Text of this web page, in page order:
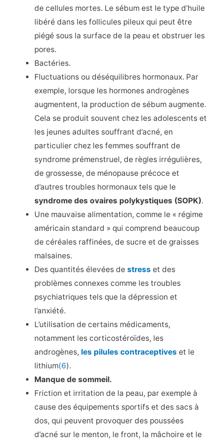
de cellules mortes. Le sébum est le type d’huile
libéré dans les follicules pileux qui peut être
piégé sous la surface de la peau et obstruer les
pores.
Bactéries.
Fluctuations ou déséquilibres hormonaux. Par
exemple, lorsque les hormones androgènes
augmentent, la production de sébum augmente.
Cela se produit souvent chez les adolescents et
les jeunes adultes souffrant d’acné, en
particulier chez les femmes souffrant de
syndrome prémenstruel, de règles irrégulières,
de grossesse, de ménopause précoce et
d’autres troubles hormonaux tels que le
syndrome des ovaires polykystiques (SOPK).
Une mauvaise alimentation, comme le « régime
américain standard » qui comprend beaucoup
de céréales raffinées, de sucre et de graisses
malsaines.
Des quantités élevées destress et des
problèmes connexes comme les troubles
psychiatriques tels que la dépression et
l’anxiété.
L’utilisation de certains médicaments,
notamment les corticostéroïdes, les
androgènes, les pilules contraceptives et le
lithium(6).
Manque de sommeil.
Friction et irritation de la peau, par exemple à
cause des équipements sportifs et des sacs à
dos, qui peuvent provoquer des poussées
d’acné sur le menton, le front, la mâchoire et le